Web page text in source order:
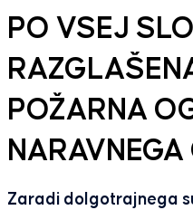
PO VSEJ
POŽARNA
Zaradi dolgotrajnega